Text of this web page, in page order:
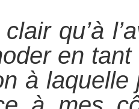
qu’à
en
à laquelle